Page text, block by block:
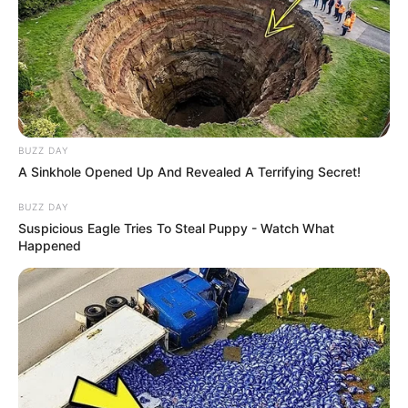
acontece a união das seguintes partes: capa,
contracapa, lombada e miolo, todas produzidas
em papel paraná ou similar. Veja abaixo um
caderno de assinaturas produzido a partir da
encadernação belga, um luxo!
BUZZ DAY
A Sinkhole Opened Up And Revealed A Terrifying Secret!
BUZZ DAY
Suspicious Eagle Tries To Steal Puppy - Watch What
Happened